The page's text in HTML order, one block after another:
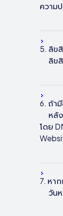
ความ
5. ลิข
ลิขสิ
6. ถ้า
หลัง
โดย
7. หา
วันห